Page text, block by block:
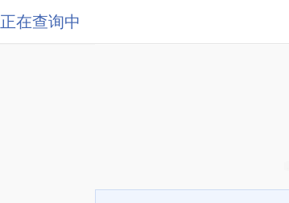
正在查询中